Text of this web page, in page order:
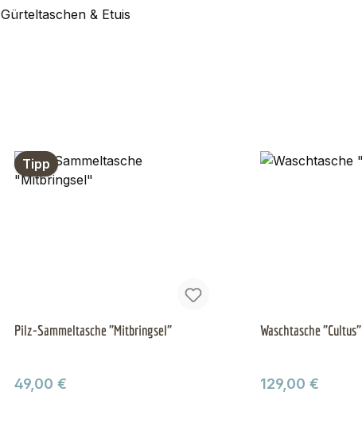
Gürteltaschen & Etuis
Tipp
Pilz-Sammeltasche "Mitbringsel"
Regulärer Preis:
49,00 €
Waschtasche "Cultus"
Regulärer Preis:
129,00 €